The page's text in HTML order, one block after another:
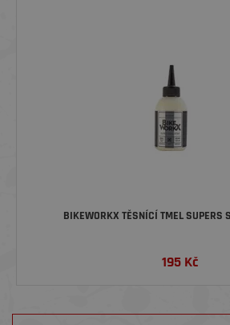
BIKEWORKX TĚSNÍCÍ TMEL SUPERS
195Kč